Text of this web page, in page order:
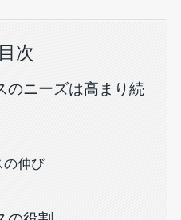
目次
のニーズは高まり続
の伸び